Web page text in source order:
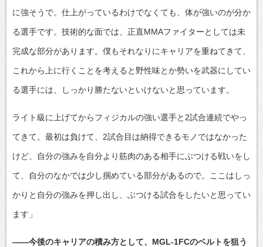
に強そうで。仕上がっているわけでなくても、体が強いのが分か
る選手です。技術的な面では、正直MMAファイターとしては未
完成な部分があります。僕もそれなりにキャリアを重ねてきて、
これから上に行くことを考えると野性味とか勢いを武器にしてい
る選手には、しっかり勝たないといけないと思っています。
ライト級に上げてからフィジカルの強い選手と2試合連続でやっ
てきて。最初は負けて、2試合目は納得できるモノではなかった
けど、自分の強みを自分より筋肉のある相手にぶつける戦いをし
て、自分のなかでは少し掴めている部分があるので。ここはしっ
かりと自分の強みを押し出し、ぶつける試合をしたいと思ってい
ます」
――今後のキャリアの積み方として、MGL-1FCのベルトを狙う